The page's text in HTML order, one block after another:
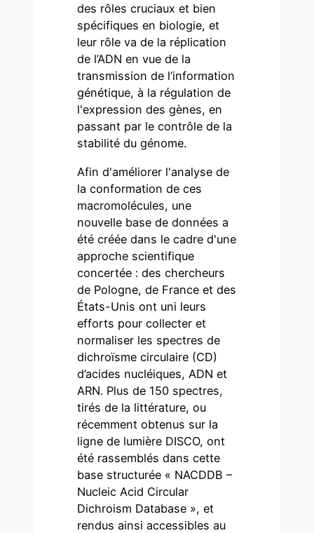
des rôles cruciaux et bien
spécifiques en biologie, et
leur rôle va de la réplication
de l’ADN en vue de la
transmission de l’information
génétique, à la régulation de
l'expression des gènes, en
passant par le contrôle de la
stabilité du génome.
Afin d'améliorer l'analyse de
la conformation de ces
macromolécules, une
nouvelle base de données a
été créée dans le cadre d'une
approche scientifique
concertée : des chercheurs
de Pologne, de France et des
États-Unis ont uni leurs
efforts pour collecter et
normaliser les spectres de
dichroïsme circulaire (CD)
d’acides nucléiques, ADN et
ARN. Plus de 150 spectres,
tirés de la littérature, ou
récemment obtenus sur la
ligne de lumière DISCO, ont
été rassemblés dans cette
base structurée « NACDDB –
Nucleic Acid Circular
Dichroism Database », et
rendus ainsi accessibles au